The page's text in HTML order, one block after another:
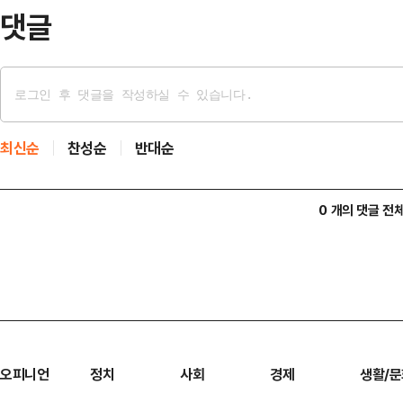
댓글
최신순 찬성순 반대순
0 개의 댓글 전
오피니언 정치 사회 경제 생활/